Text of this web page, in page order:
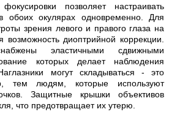
позволяет настраивать
обоих окулярах одновременно. Для
зрения левого и правого глаза на
возможность диоптрийной коррекции.
эластичными сдвижными
которых делает наблюдения
могут складываться - это
тем людям, которые используют
Защитные крышки объективов
что предотвращает их утерю.